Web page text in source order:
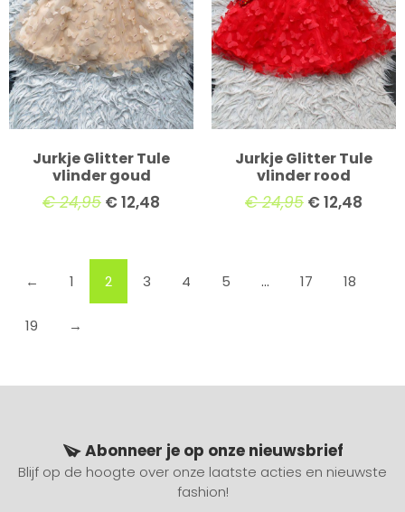
Jurkje Glitter Tule
vlinder goud
€24,95 €12,48
Jurkje Glitter Tule
vlinder rood
€24,95 €12,48
← 1 2 3 4 5 … 17 18
19 →
Abonneer je op onze nieuwsbrief
Blijf op de hoogte over onze laatste acties en nieuwste
fashion!